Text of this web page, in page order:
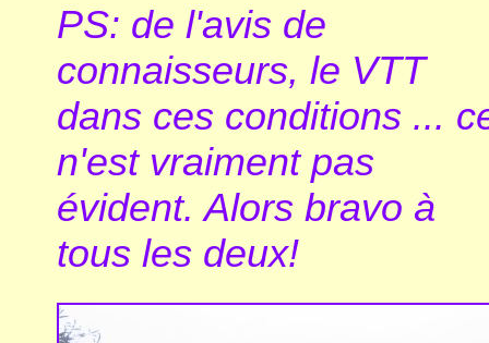
PS: de l'avis de
connaisseurs, le VTT
dans ces conditions ...
n'est vraiment pas
évident. Alors bravo à
tous les deux!